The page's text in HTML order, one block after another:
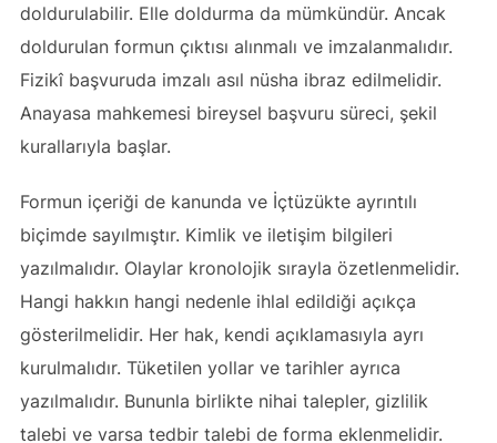
doldurulabilir. Elle doldurma da mümkündür. Ancak
doldurulan formun çıktısı alınmalı ve imzalanmalıdır.
Fizikî başvuruda imzalı asıl nüsha ibraz edilmelidir.
Anayasa mahkemesi bireysel başvuru süreci, şekil
kurallarıyla başlar.
Formun içeriği de kanunda ve İçtüzükte ayrıntılı
biçimde sayılmıştır. Kimlik ve iletişim bilgileri
yazılmalıdır. Olaylar kronolojik sırayla özetlenmelidir.
Hangi hakkın hangi nedenle ihlal edildiği açıkça
gösterilmelidir. Her hak, kendi açıklamasıyla ayrı
kurulmalıdır. Tüketilen yollar ve tarihler ayrıca
yazılmalıdır. Bununla birlikte nihai talepler, gizlilik
talebi ve varsa tedbir talebi de forma eklenmelidir.